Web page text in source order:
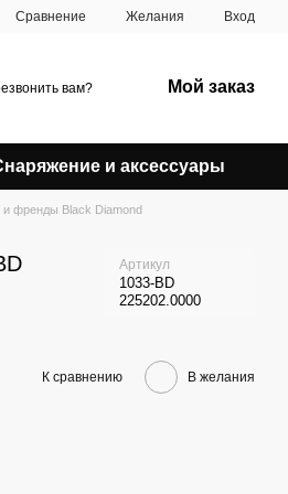
Сравнение Желания Вход
вам? Мой заказ
и аксессуары
и френды Black Diamond
Артикул
1033-BD
225202.0000
К сравнению В желания